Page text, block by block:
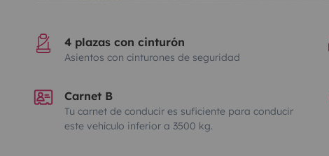
4 plazas con cinturón
Asientos con cinturones de seguridad
Carnet B
Tu carnet de conducir es suficiente para conducir
este vehículo inferior a 3500 kg.